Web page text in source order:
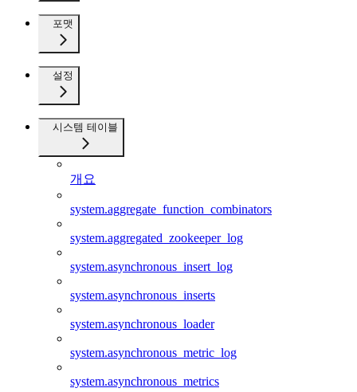
포맷
설정
시스템 테이블
개요
system.aggregate_function_combinators
system.aggregated_zookeeper_log
system.asynchronous_insert_log
system.asynchronous_inserts
system.asynchronous_loader
system.asynchronous_metric_log
system.asynchronous_metrics